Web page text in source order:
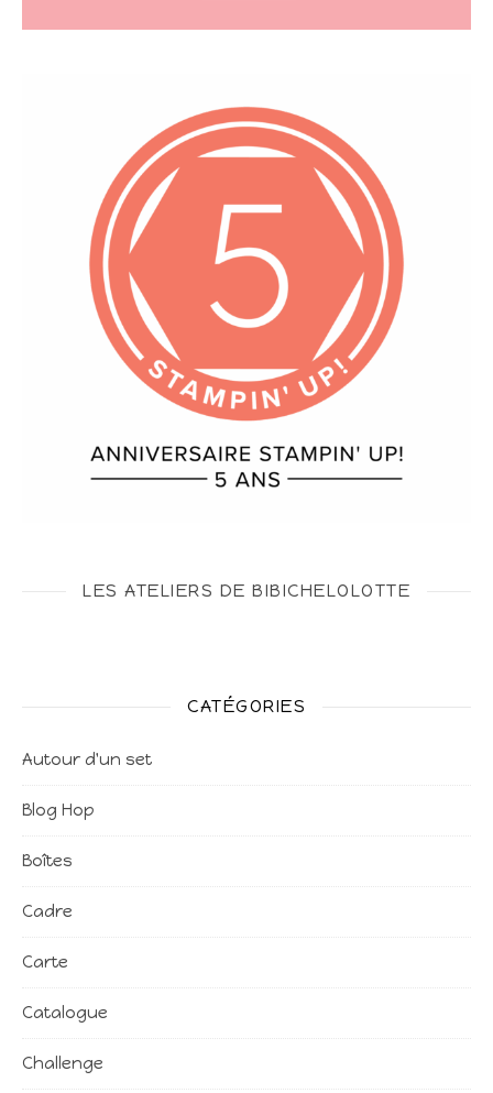
LES ATELIERS DE BIBICHELOLOTTE
CATÉGORIES
Autour d'un set
Blog Hop
Boîtes
Cadre
Carte
Catalogue
Challenge